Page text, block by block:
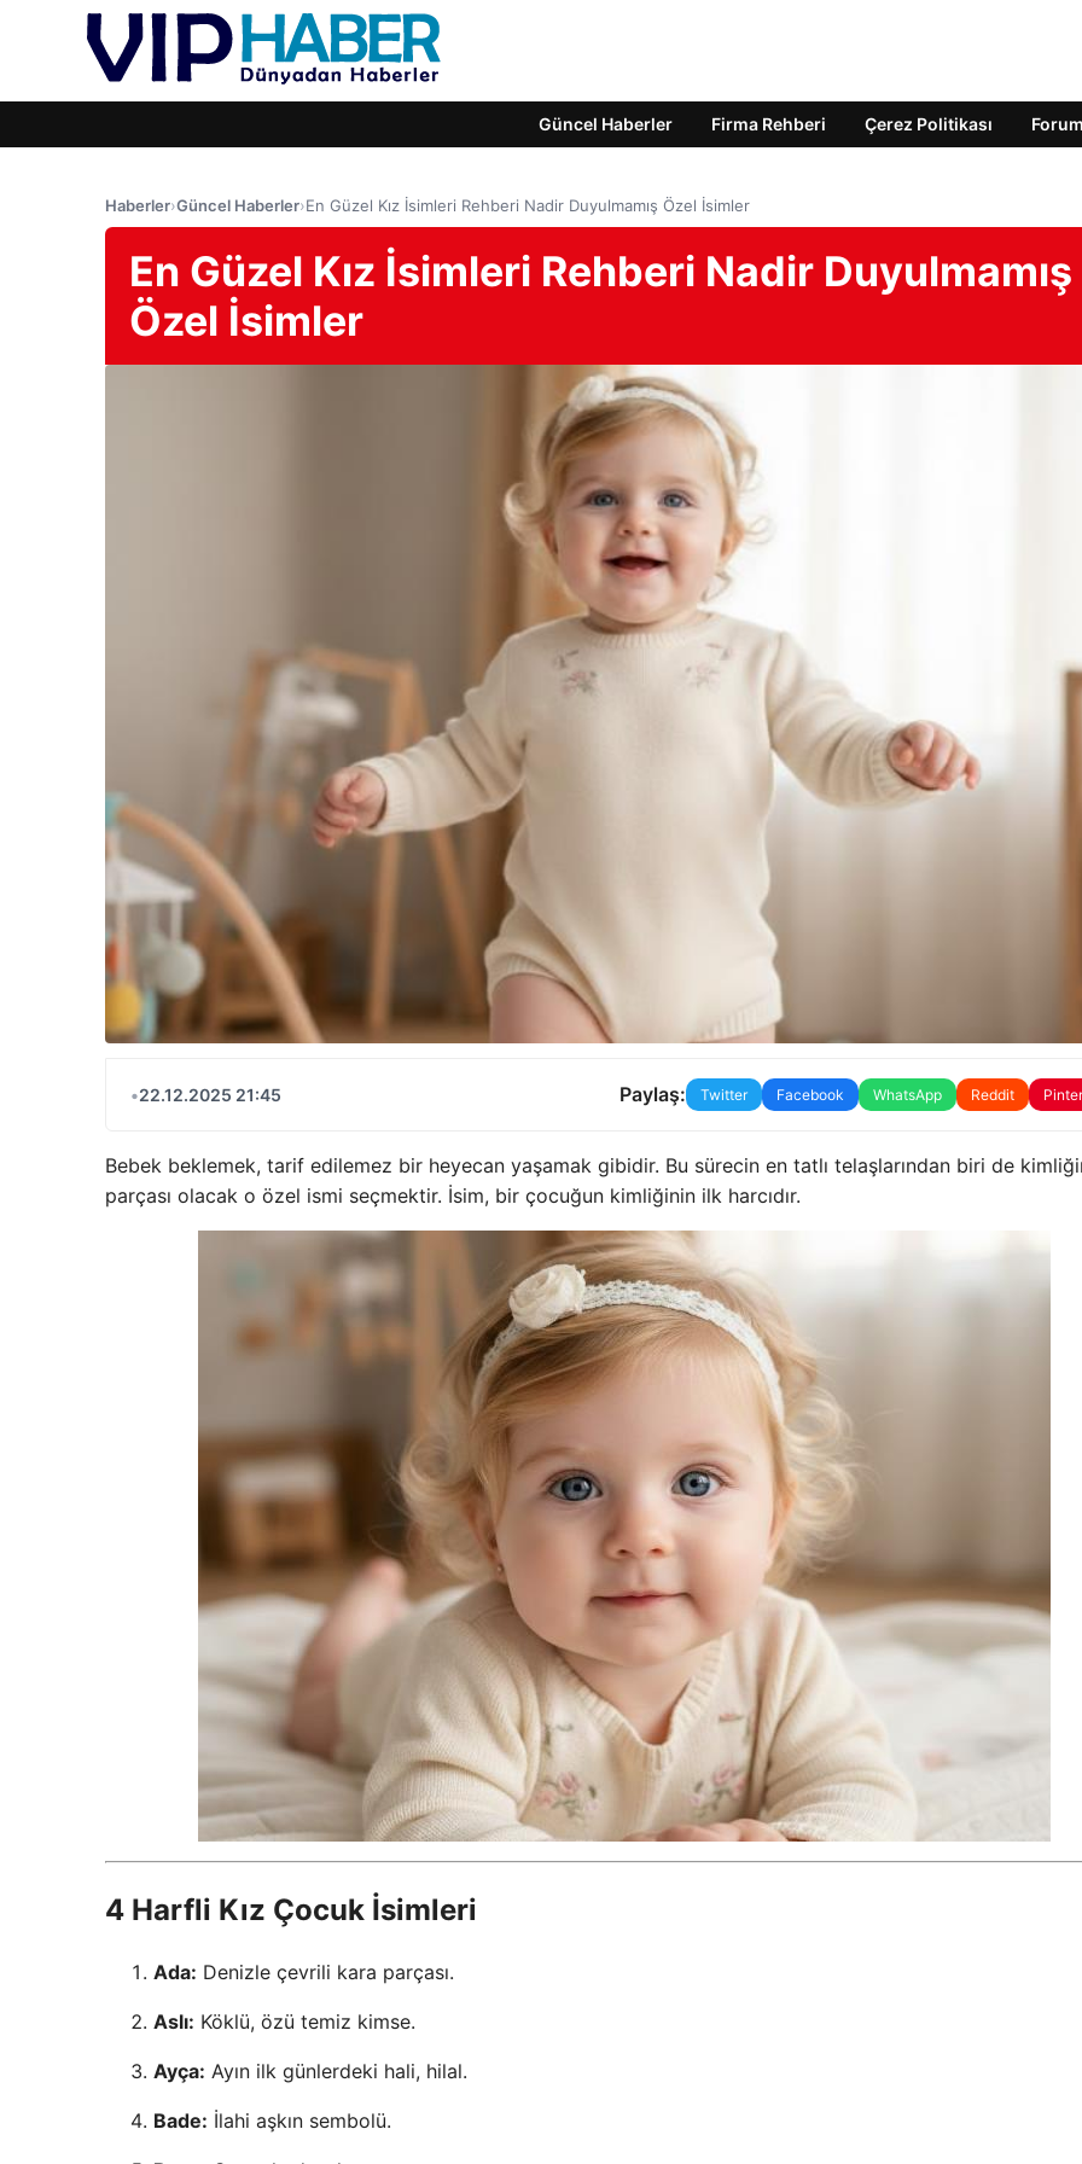
Güncel Haberler Firma Rehberi Çerez Politikası Forum
Haberler›Güncel Haberler›En Güzel Kız İsimleri Rehberi Nadir Duyulmamış Özel İsimler
En Güzel Kız İsimleri Rehberi Nadir Duyulmamış
Özel İsimler
•22.12.2025 21:45 Paylaş: Twitter Facebook WhatsApp Reddit
Bebek beklemek, tarif edilemez bir heyecan yaşamak gibidir. Bu sürecin en tatlı telaşlarından biri de
parçası olacak o özel ismi seçmektir. İsim, bir çocuğun kimliğinin ilk harcıdır.
4 Harfli Kız Çocuk İsimleri
Ada: Denizle çevrili kara parçası.
Aslı: Köklü, özü temiz kimse.
Ayça: Ayın ilk günlerdeki hali, hilal.
Bade: İlahi aşkın sembolü.